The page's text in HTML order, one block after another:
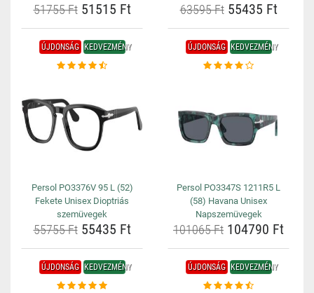
51755 Ft51515 Ft 63595 Ft55435 Ft
ÚJDONSÁG KEDVEZMÉNY
Persol PO3376V 95 L (52)
Fekete Unisex Dioptriás
szemüvegek
55755 Ft55435 Ft
ÚJDONSÁG KEDVEZMÉNY
Persol PO3347S 1211R5 L
(58) Havana Unisex
Napszemüvegek
101065 Ft 104790 Ft
ÚJDONSÁG KEDVEZMÉNY ÚJDONSÁG KEDVEZMÉNY